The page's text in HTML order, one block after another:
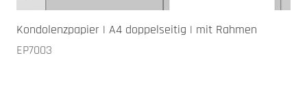
Kondolenzpapier | A4 doppelseitig | mit Rahmen
EP7003